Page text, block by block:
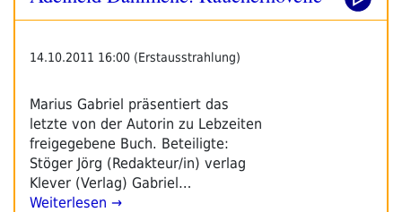
14.10.2011 16:00 (Erstausstrahlung)
Marius Gabriel präsentiert das
letzte von der Autorin zu Lebzeiten
freigegebene Buch. Beteiligte:
Stöger Jörg (Redakteur/in) verlag
Klever (Verlag) Gabriel…
Weiterlesen →